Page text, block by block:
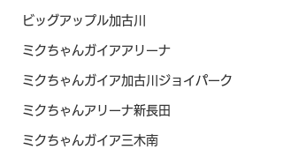
ビッグアップル加古川
ミクちゃんガイアアリーナ
ミクちゃんガイア加古川ジョイパーク
ミクちゃんアリーナ新長田
ミクちゃんガイア三木南